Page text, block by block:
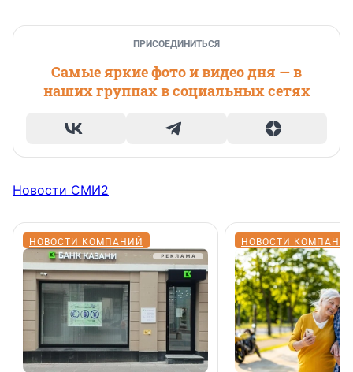
ПРИСОЕДИНИТЬСЯ
Самые яркие фото и видео дня — в
наших группах в социальных сетях
Новости СМИ2
НОВОСТИ КОМПАНИЙ НОВОСТИ